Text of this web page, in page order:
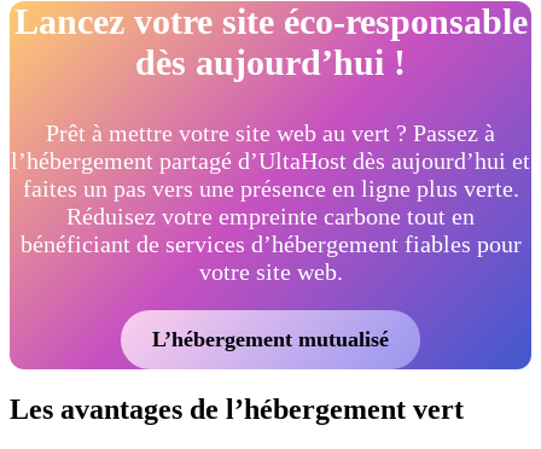
Lancez votre site éco-responsable
dès aujourd’hui !
Prêt à mettre votre site web au vert ? Passez à
l’hébergement partagé d’UltaHost dès aujourd’hui et
faites un pas vers une présence en ligne plus verte.
Réduisez votre empreinte carbone tout en
bénéficiant de services d’hébergement fiables pour
votre site web.
L’hébergement mutualisé
Les avantages de l’hébergement vert